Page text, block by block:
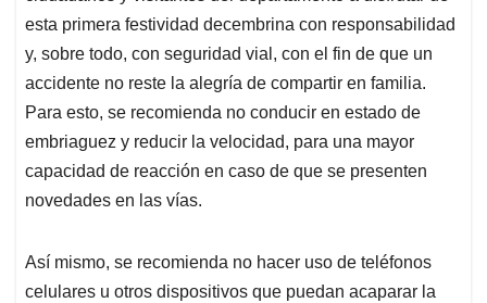
esta primera festividad decembrina con responsabilidad
y, sobre todo, con seguridad vial, con el fin de que un
accidente no reste la alegría de compartir en familia.
Para esto, se recomienda no conducir en estado de
embriaguez y reducir la velocidad, para una mayor
capacidad de reacción en caso de que se presenten
novedades en las vías.
Así mismo, se recomienda no hacer uso de teléfonos
celulares u otros dispositivos que puedan acaparar la